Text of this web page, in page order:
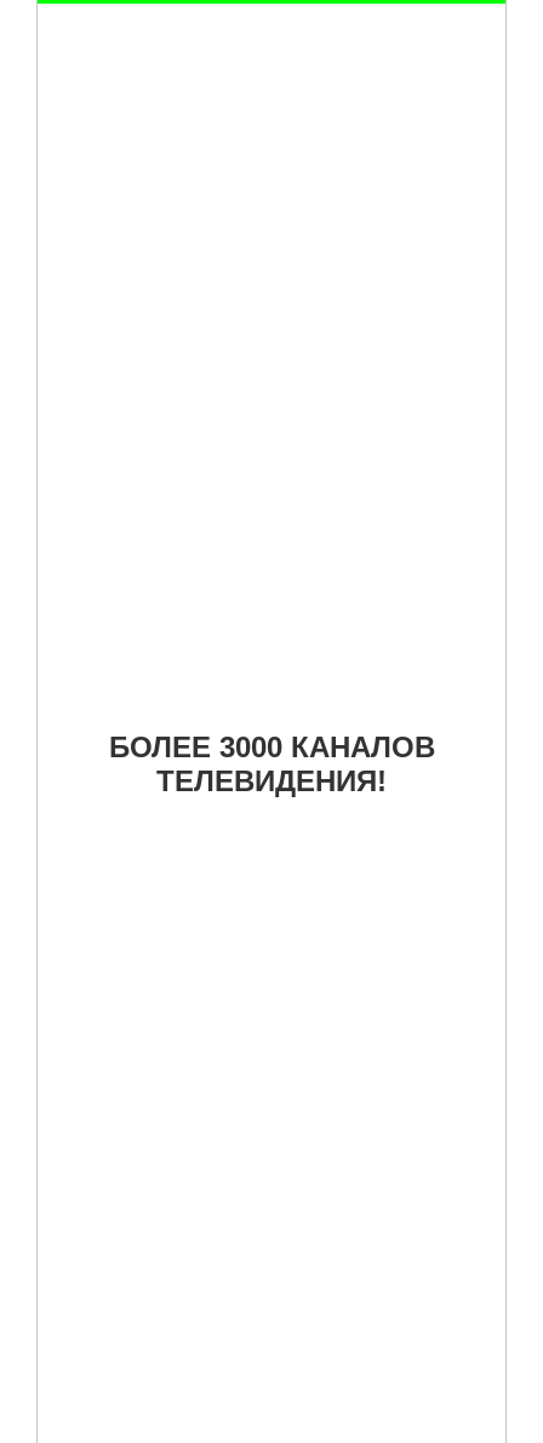
БОЛЕЕ 3000 КАНАЛОВ
ТЕЛЕВИДЕНИЯ!